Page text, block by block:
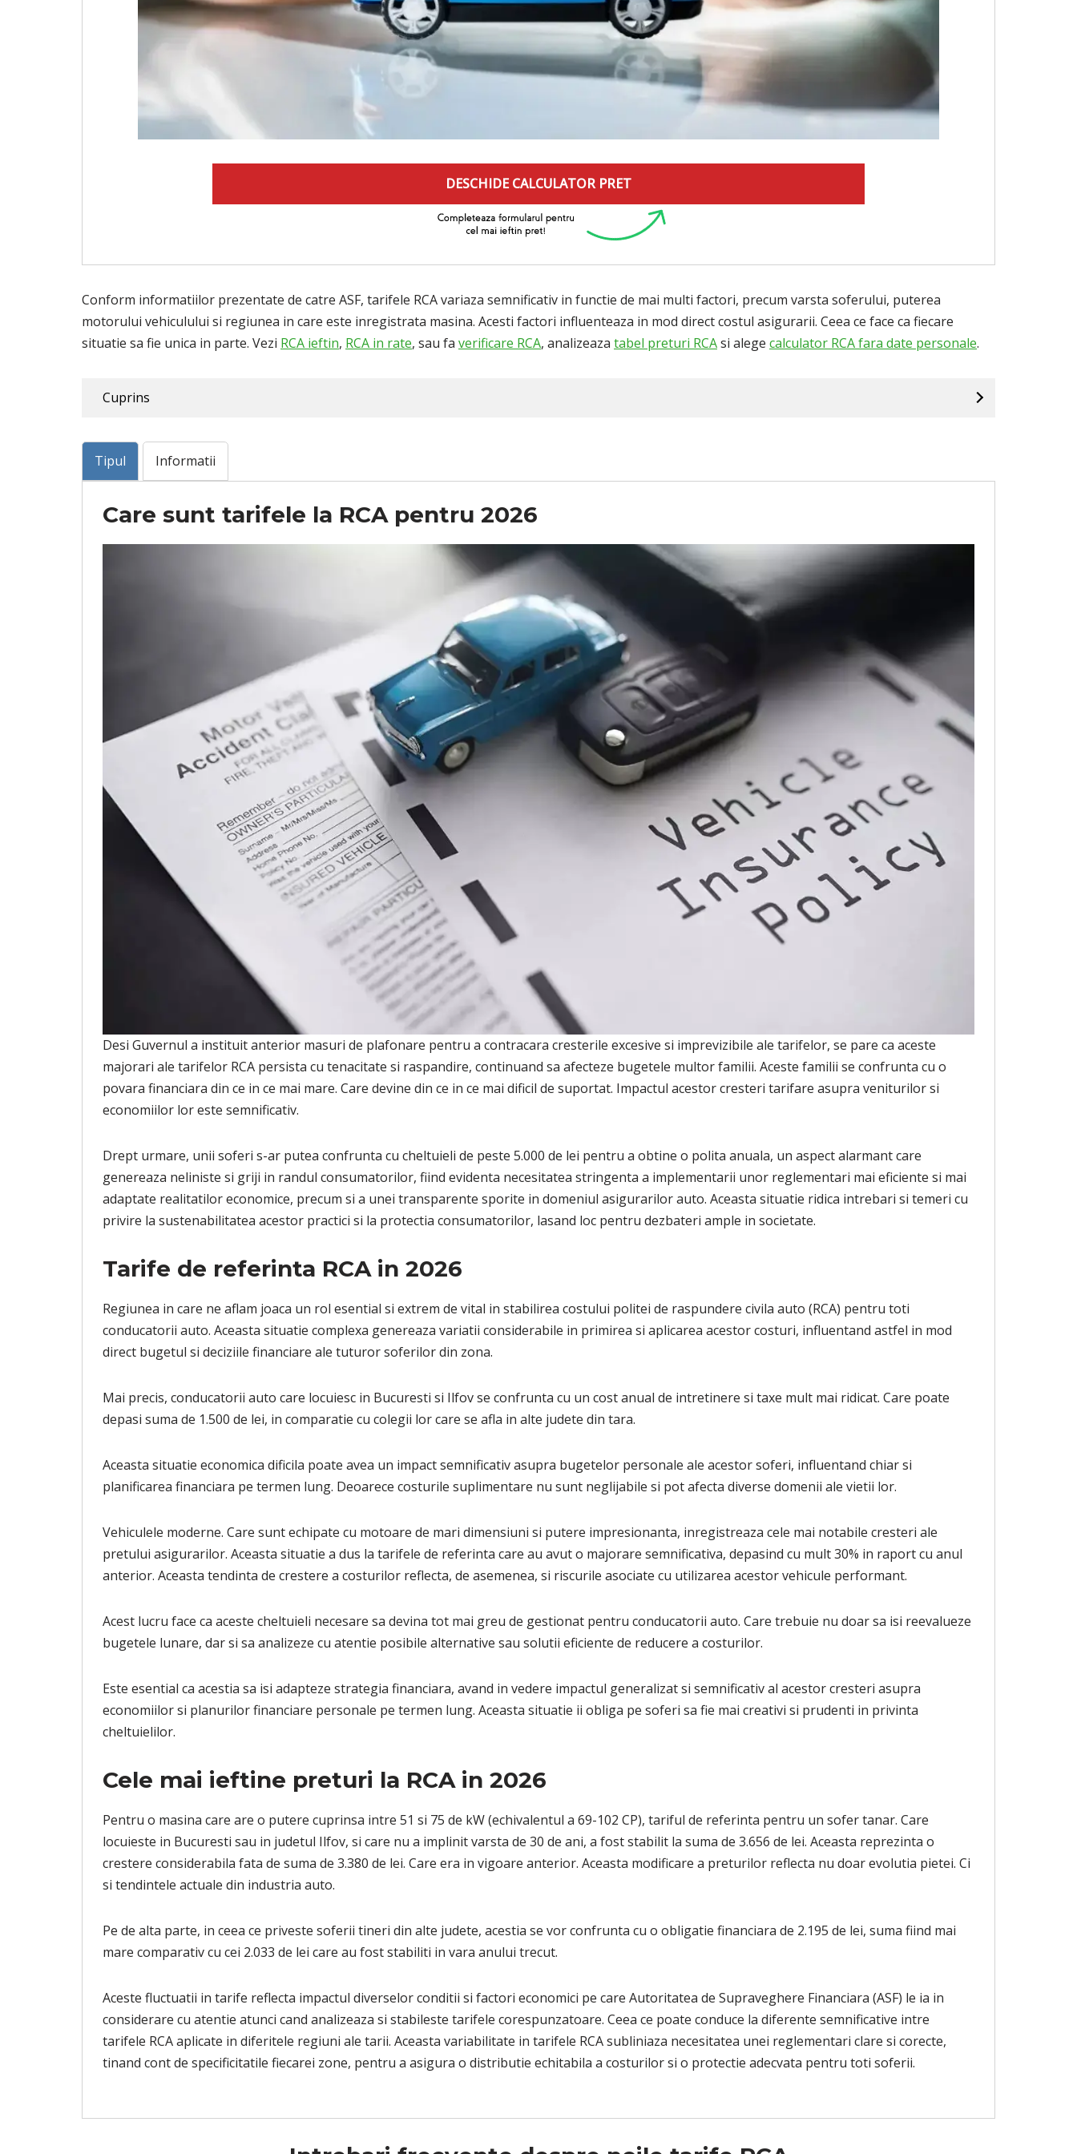
DESCHIDE CALCULATOR PRET
Conform informatiilor prezentate de catre ASF, tarifele RCA variaza semnificativ in functie de mai multi factori, precum varsta soferului, puterea
motorului vehiculului si regiunea in care este inregistrata masina. Acesti factori influenteaza in mod direct costul asigurarii. Ceea ce face ca fiecare
situatie sa fie unica in parte. Vezi RCA ieftin, RCA in rate, sau fa verificare RCA, analizeaza tabel preturi RCAsi alege calculator RCA fara date personale.
Cuprins
Tipul Informatii
Care sunt tarifele la RCA pentru 2026
Desi Guvernul a instituit anterior masuri de plafonare pentru a contracara cresterile excesive si imprevizibile ale tarifelor, se pare ca aceste
majorari ale tarifelor RCA persista cu tenacitate si raspandire, continuand sa afecteze bugetele multor familii. Aceste familii se confrunta cu o
povara financiara din ce in ce mai mare. Care devine din ce in ce mai dificil de suportat. Impactul acestor cresteri tarifare asupra veniturilor si
economiilor lor este semnificativ.
Drept urmare, unii soferi s-ar putea confrunta cu cheltuieli de peste 5.000 de lei pentru a obtine o polita anuala, un aspect alarmant care
genereaza neliniste si griji in randul consumatorilor, fiind evidenta necesitatea stringenta a implementarii unor reglementari mai eficiente si mai
adaptate realitatilor economice, precum si a unei transparente sporite in domeniul asigurarilor auto. Aceasta situatie ridica intrebari si temeri cu
privire la sustenabilitatea acestor practici si la protectia consumatorilor, lasand loc pentru dezbateri ample in societate.
Tarife de referinta RCA in 2026
Regiunea in care ne aflam joaca un rol esential si extrem de vital in stabilirea costului politei de raspundere civila auto (RCA) pentru toti
conducatorii auto. Aceasta situatie complexa genereaza variatii considerabile in primirea si aplicarea acestor costuri, influentand astfel in mod
direct bugetul si deciziile financiare ale tuturor soferilor din zona.
Mai precis, conducatorii auto care locuiesc in Bucuresti si Ilfov se confrunta cu un cost anual de intretinere si taxe mult mai ridicat. Care poate
depasi suma de 1.500 de lei, in comparatie cu colegii lor care se afla in alte judete din tara.
Aceasta situatie economica dificila poate avea un impact semnificativ asupra bugetelor personale ale acestor soferi, influentand chiar si
planificarea financiara pe termen lung. Deoarece costurile suplimentare nu sunt neglijabile si pot afecta diverse domenii ale vietii lor.
Vehiculele moderne. Care sunt echipate cu motoare de mari dimensiuni si putere impresionanta, inregistreaza cele mai notabile cresteri ale
pretului asigurarilor. Aceasta situatie a dus la tarifele de referinta care au avut o majorare semnificativa, depasind cu mult 30% in raport cu anul
anterior. Aceasta tendinta de crestere a costurilor reflecta, de asemenea, si riscurile asociate cu utilizarea acestor vehicule performant.
Acest lucru face ca aceste cheltuieli necesare sa devina tot mai greu de gestionat pentru conducatorii auto. Care trebuie nu doar sa isi reevalueze
bugetele lunare, dar si sa analizeze cu atentie posibile alternative sau solutii eficiente de reducere a costurilor.
Este esential ca acestia sa isi adapteze strategia financiara, avand in vedere impactul generalizat si semnificativ al acestor cresteri asupra
economiilor si planurilor financiare personale pe termen lung. Aceasta situatie ii obliga pe soferi sa fie mai creativi si prudenti in privinta
cheltuielilor.
Cele mai ieftine preturi la RCA in 2026
Pentru o masina care are o putere cuprinsa intre 51 si 75 de kW (echivalentul a 69-102 CP), tariful de referinta pentru un sofer tanar. Care
locuieste in Bucuresti sau in judetul Ilfov, si care nu a implinit varsta de 30 de ani, a fost stabilit la suma de 3.656 de lei. Aceasta reprezinta o
crestere considerabila fata de suma de 3.380 de lei. Care era in vigoare anterior. Aceasta modificare a preturilor reflecta nu doar evolutia pietei. Ci
si tendintele actuale din industria auto.
Pe de alta parte, in ceea ce priveste soferii tineri din alte judete, acestia se vor confrunta cu o obligatie financiara de 2.195 de lei, suma fiind mai
mare comparativ cu cei 2.033 de lei care au fost stabiliti in vara anului trecut.
Aceste fluctuatii in tarife reflecta impactul diverselor conditii si factori economici pe care Autoritatea de Supraveghere Financiara (ASF) le ia in
considerare cu atentie atunci cand analizeaza si stabileste tarifele corespunzatoare. Ceea ce poate conduce la diferente semnificative intre
tarifele RCA aplicate in diferitele regiuni ale tarii. Aceasta variabilitate in tarifele RCA subliniaza necesitatea unei reglementari clare si corecte,
tinand cont de specificitatile fiecarei zone, pentru a asigura o distributie echitabila a costurilor si o protectie adecvata pentru toti soferii.